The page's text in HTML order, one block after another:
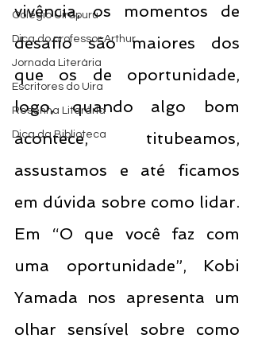
Colégio Uirapuru
Dica do professor Arthur
Jornada Literária
Escritores do Uira
Resenha Literária
Dica da Biblioteca
vivência, os momentos de
desafio são maiores dos
que os de oportunidade,
logo, quando algo bom
acontece, titubeamos,
assustamos e até ficamos
em dúvida sobre como lidar.
Em “O que você faz com
uma oportunidade”, Kobi
Yamada nos apresenta um
olhar sensível sobre como